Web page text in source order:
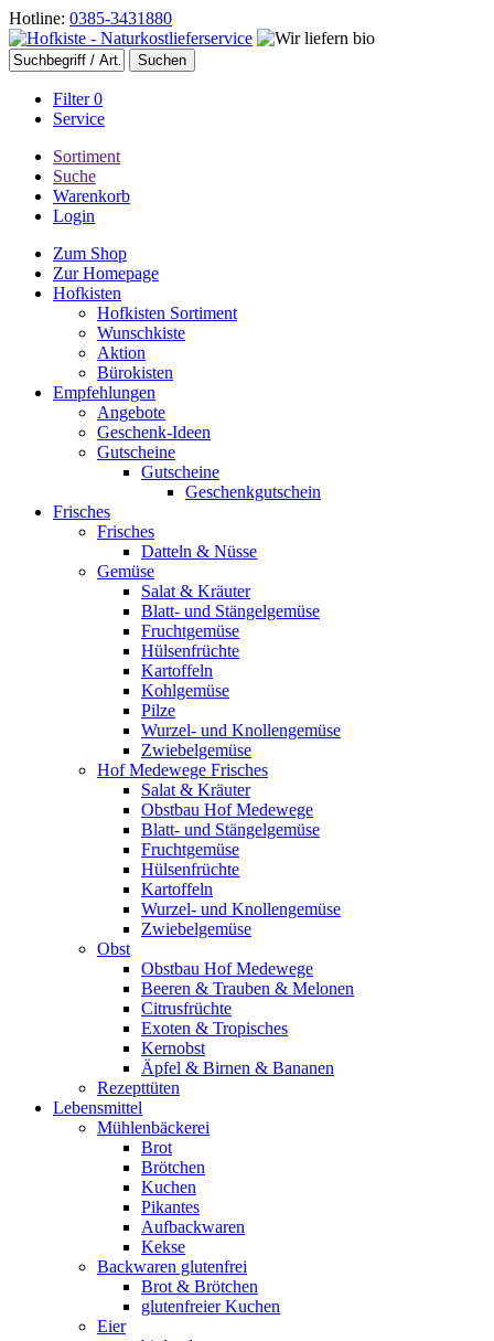
Hotline: 0385-3431880
Filter0
Service
Sortiment
Suche
Warenkorb
Login
Zum Shop
Zur Homepage
Hofkisten
Hofkisten Sortiment
Wunschkiste
Aktion
Bürokisten
Empfehlungen
Angebote
Geschenk-Ideen
Gutscheine
Gutscheine
Geschenkgutschein
Frisches
Frisches
Datteln & Nüsse
Gemüse
Salat & Kräuter
Blatt- und Stängelgemüse
Fruchtgemüse
Hülsenfrüchte
Kartoffeln
Kohlgemüse
Pilze
Wurzel- und Knollengemüse
Zwiebelgemüse
Hof Medewege Frisches
Salat & Kräuter
Obstbau Hof Medewege
Blatt- und Stängelgemüse
Fruchtgemüse
Hülsenfrüchte
Kartoffeln
Wurzel- und Knollengemüse
Zwiebelgemüse
Obst
Obstbau Hof Medewege
Beeren & Trauben & Melonen
Citrusfrüchte
Exoten & Tropisches
Kernobst
Äpfel & Birnen & Bananen
Rezepttüten
Lebensmittel
Mühlenbäckerei
Brot
Brötchen
Kuchen
Pikantes
Aufbackwaren
Kekse
Backwaren glutenfrei
Brot & Brötchen
glutenfreier Kuchen
Eier